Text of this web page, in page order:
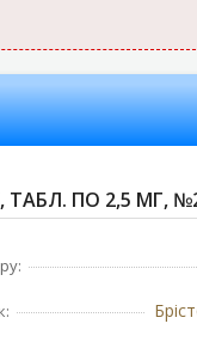
ТАБЛ. ПО 2,5 МГ,